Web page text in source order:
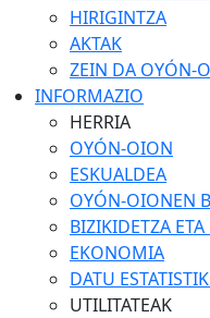
HIRIGINTZA
AKTAK
ZEIN DA OYÓN-
INFORMAZIO
HERRIA
OYÓN-OION
ESKUALDEA
OYÓN-OIONEN
BIZIKIDETZA
EKONOMIA
DATU
UTILITATEAK